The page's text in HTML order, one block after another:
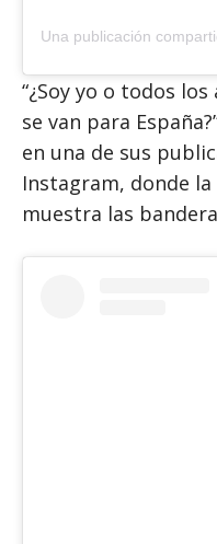
“¿Soy yo o todos
se van para
en una de sus
Instagram, donde
muestra las